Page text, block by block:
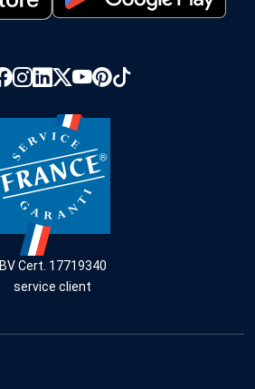
BV Cert. 17719340
service client